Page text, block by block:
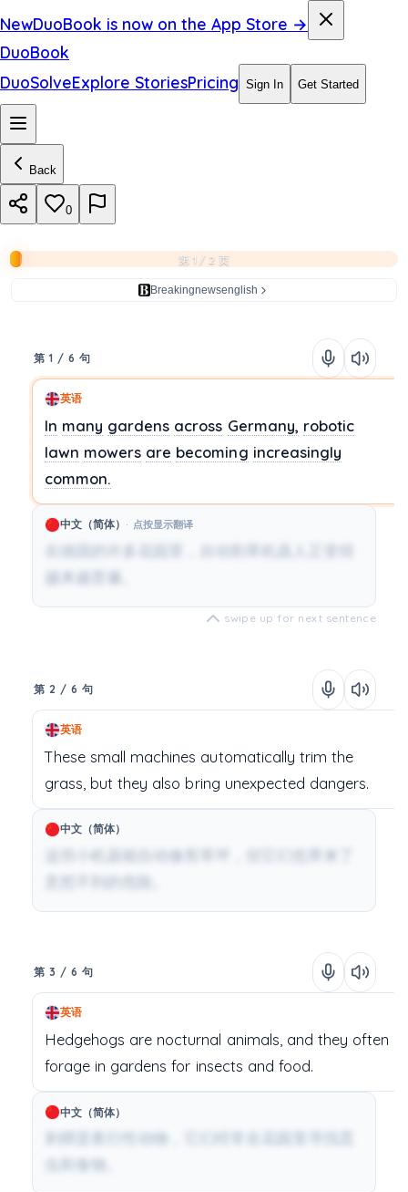
NewDuoBook is now on the App Store →
DuoBook
DuoSolveExplore StoriesPricing Sign In Get Started
Back
0
第 1 / 2 页
Breakingnewsenglish
第 1 / 6 句
英语
In many gardens across Germany, robotic
lawn mowers are becoming increasingly
common.
中文（简体） 点按显示翻译
在德国的许多花园里，自动割草机器人正变得
越来越普遍。
swipe up for next sentence
第 2 / 6 句
英语
These small machines automatically trim the
grass, but they also bring unexpected dangers.
中文（简体）
这些小机器能自动修剪草坪，但它们也带来了
第 3 / 6 句
英语
Hedgehogs are nocturnal animals, and they often
forage in gardens for insects and food.
中文（简体）
刺猬是夜行性动物，它们经常在花园里寻找昆
虫和食物。